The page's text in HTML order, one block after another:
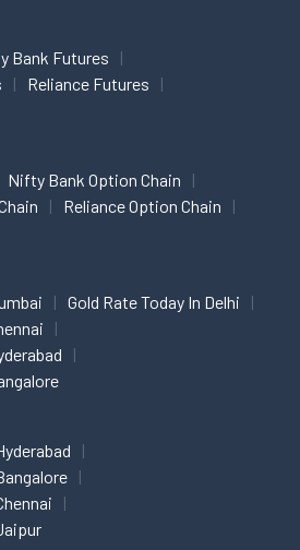
Bank Futures
Reliance Futures
Nifty Bank Option Chain
Reliance Option Chain
Gold Rate Today In Delhi